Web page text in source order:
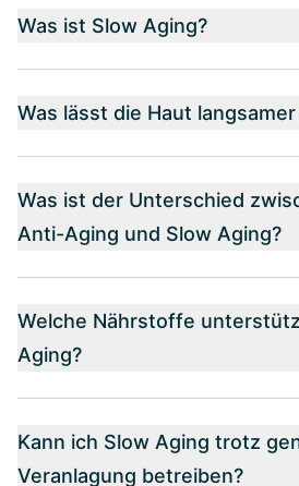
Was ist Slow Aging?
Was lässt die Haut
Was ist der Unterschied
Anti-Aging und Slow Aging?
Welche Nährstoffe
Aging?
Kann ich Slow Aging trotz
Veranlagung betreiben?